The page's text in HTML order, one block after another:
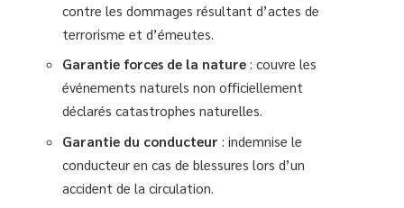
contre les dommages résultant d’actes de
terrorisme et d’émeutes.
Garantie forces de la nature : couvre les
événements naturels non officiellement
déclarés catastrophes naturelles.
Garantie du conducteur : indemnise le
conducteur en cas de blessures lors d’un
accident de la circulation.